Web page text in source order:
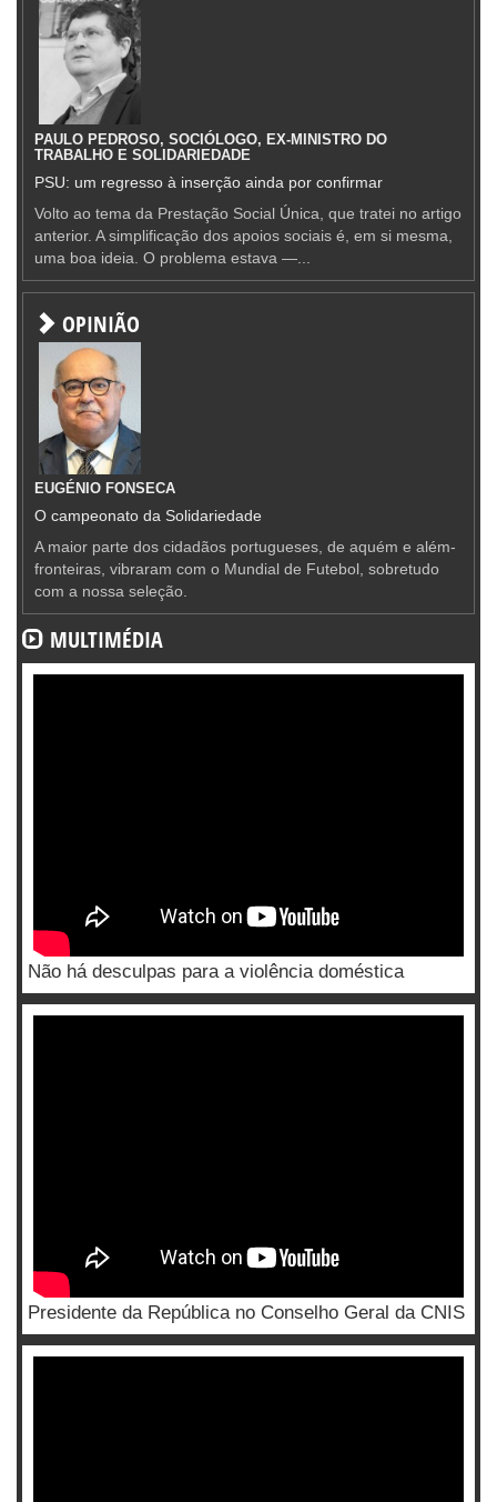
PAULO PEDROSO, SOCIÓLOGO, EX-MINISTRO DO
TRABALHO E SOLIDARIEDADE
PSU: um regresso à inserção ainda por confirmar
Volto ao tema da Prestação Social Única, que tratei no artigo
anterior. A simplificação dos apoios sociais é, em si mesma,
uma boa ideia. O problema estava —...
OPINIÃO
EUGÉNIO FONSECA
O campeonato da Solidariedade
A maior parte dos cidadãos portugueses, de aquém e além-
fronteiras, vibraram com o Mundial de Futebol, sobretudo
com a nossa seleção.
MULTIMÉDIA
Não há desculpas para a violência doméstica
Presidente da República no Conselho Geral da CNIS